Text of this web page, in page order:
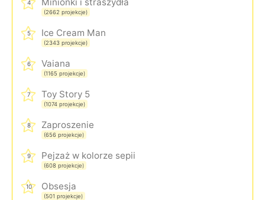
4
(2662 projekcje)
5 Ice Cream Man
(2343 projekcje)
6 Vaiana
(1165 projekcje)
7 Toy Story 5
(1074 projekcje)
8 Zaproszenie
(656 projekcje)
9 Pejzaż w kolorze sepii
(608 projekcje)
10 Obsesja
(501 projekcje)